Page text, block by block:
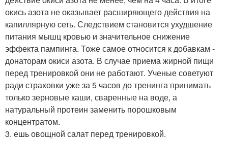
окись азота не оказывает расширяющего действия на
капиллярную сеть. Следствием становится ухудшение
питания мышц кровью и значительное снижение
эффекта пампинга. Тоже самое относится к добавкам -
донаторам окиси азота. В случае приема жирной пищи
перед тренировкой они не работают. Ученые советуют
ради страховки уже за 5 часов до тренинга принимать
только зерновые каши, сваренные на воде, а
натуральный протеин заменить порошковым
концентратом.
3. ешь овощной салат перед тренировкой.